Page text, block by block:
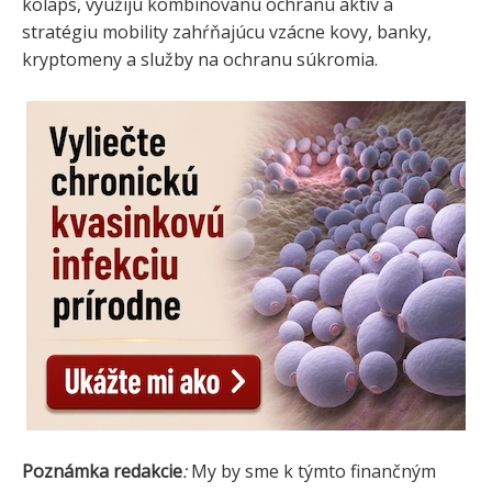
stratégiu mobility zahŕňajúcu vzácne kovy, banky,
kryptomeny a služby na ochranu súkromia.
Poznámka redakcie:My by sme k týmto finančným